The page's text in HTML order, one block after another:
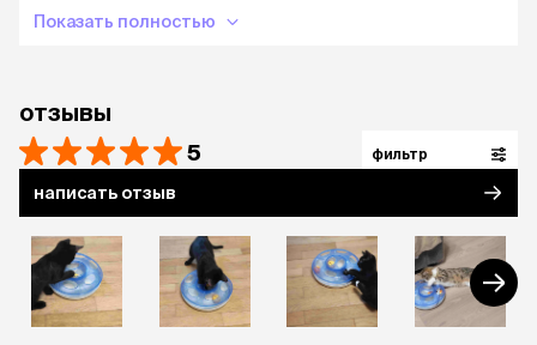
Показать полностью
отзывы
5 фильтр
написать отзыв